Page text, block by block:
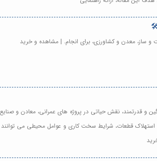
🛠️
ساز، معدن و کشاورزی، برای انجام. | مشاهده و خرید
و قدرتمند، نقش حیاتی در پروژه های عمرانی، معادن و
استهلاک قطعات، شرایط سخت کاری و عوامل محیطی می